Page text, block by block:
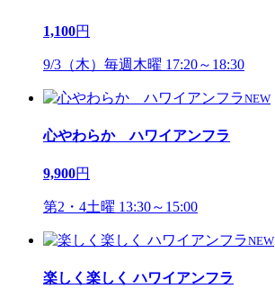
1,100円
9/3（木）毎週木曜 17:20～18:30
NEW
心やわらか ハワイアンフラ
9,900円
第2・4土曜 13:30～15:00
NEW
楽しく楽しく ハワイアンフラ